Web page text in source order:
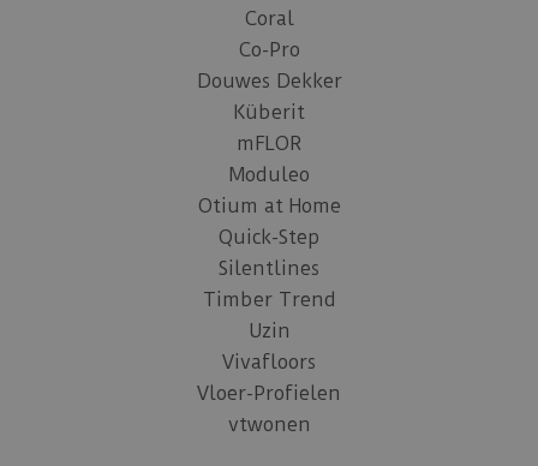
Coral
Co-Pro
Douwes Dekker
Küberit
mFLOR
Moduleo
Otium at Home
Quick-Step
Silentlines
Timber Trend
Uzin
Vivafloors
Vloer-Profielen
vtwonen